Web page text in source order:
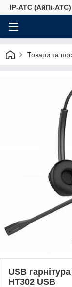
IP-АТС (АйПі-АТС)
Товари та
USB
HT302 USB